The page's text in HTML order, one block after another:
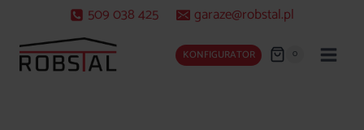
content
509 038 425 garaze@robstal.pl
KONFIGURATOR 0